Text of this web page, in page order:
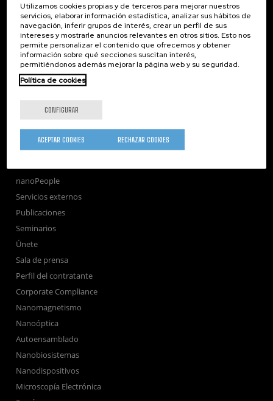
CIC nanoGUNE
Tolosa Hiribidea, 76
E-20018 Donostia / San Sebastian
+34 9... Ver teléfono·nano@nanogune.eu
Subscribe to our Newsletter
nanoGUNE
Investigación
Formación
nanoPeople
Servicios externos
Publicaciones
Seminarios
Únete
Sala de prensa
Perfil del contratante
Corporate Compliance
Nanomagnetismo
Nanoóptica
Autoensamblado
Nanobiosistemas
Nanodispositivos
Microscopía Electrónica
Utilizamos cookies propias y de terceros para mejorar nuestros
servicios, elaborar información estadística, analizar sus hábitos de
navegación, inferir grupos de interés, crear un perfil de sus
intereses y mostrarle anuncios relevantes en otros sitios. Esto nos
permite personalizar el contenido que ofrecemos y obtener
información sobre qué secciones suscitan interés,
permitiéndonos además mejorar la página web y su seguridad.
Política de cookies
CONFIGURAR
RECHAZAR COOKIES
ACEPTAR COOKIES